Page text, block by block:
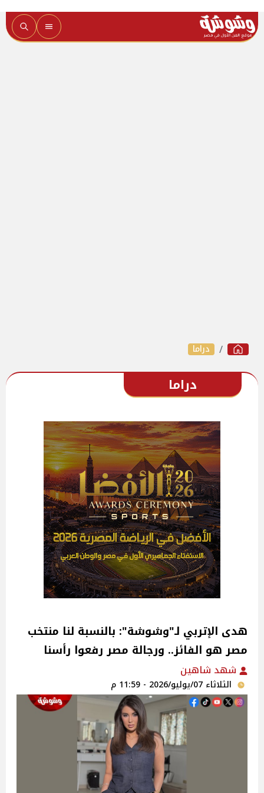
دراما
دراما
هدى الإتربي لـ"وشوشة": بالنسبة لنا منتخب
مصر هو الفائز.. ورجالة مصر رفعوا رأسنا
شهد شاهين
الثلاثاء 07/يوليو/2026 - 11:59 م